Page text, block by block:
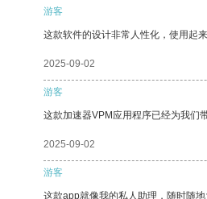
游客
这款软件的设计非常人性化，使用起来
2025-09-02
游客
这款加速器VPM应用程序已经为我们
2025-09-02
游客
这款app就像我的私人助理，随时随地